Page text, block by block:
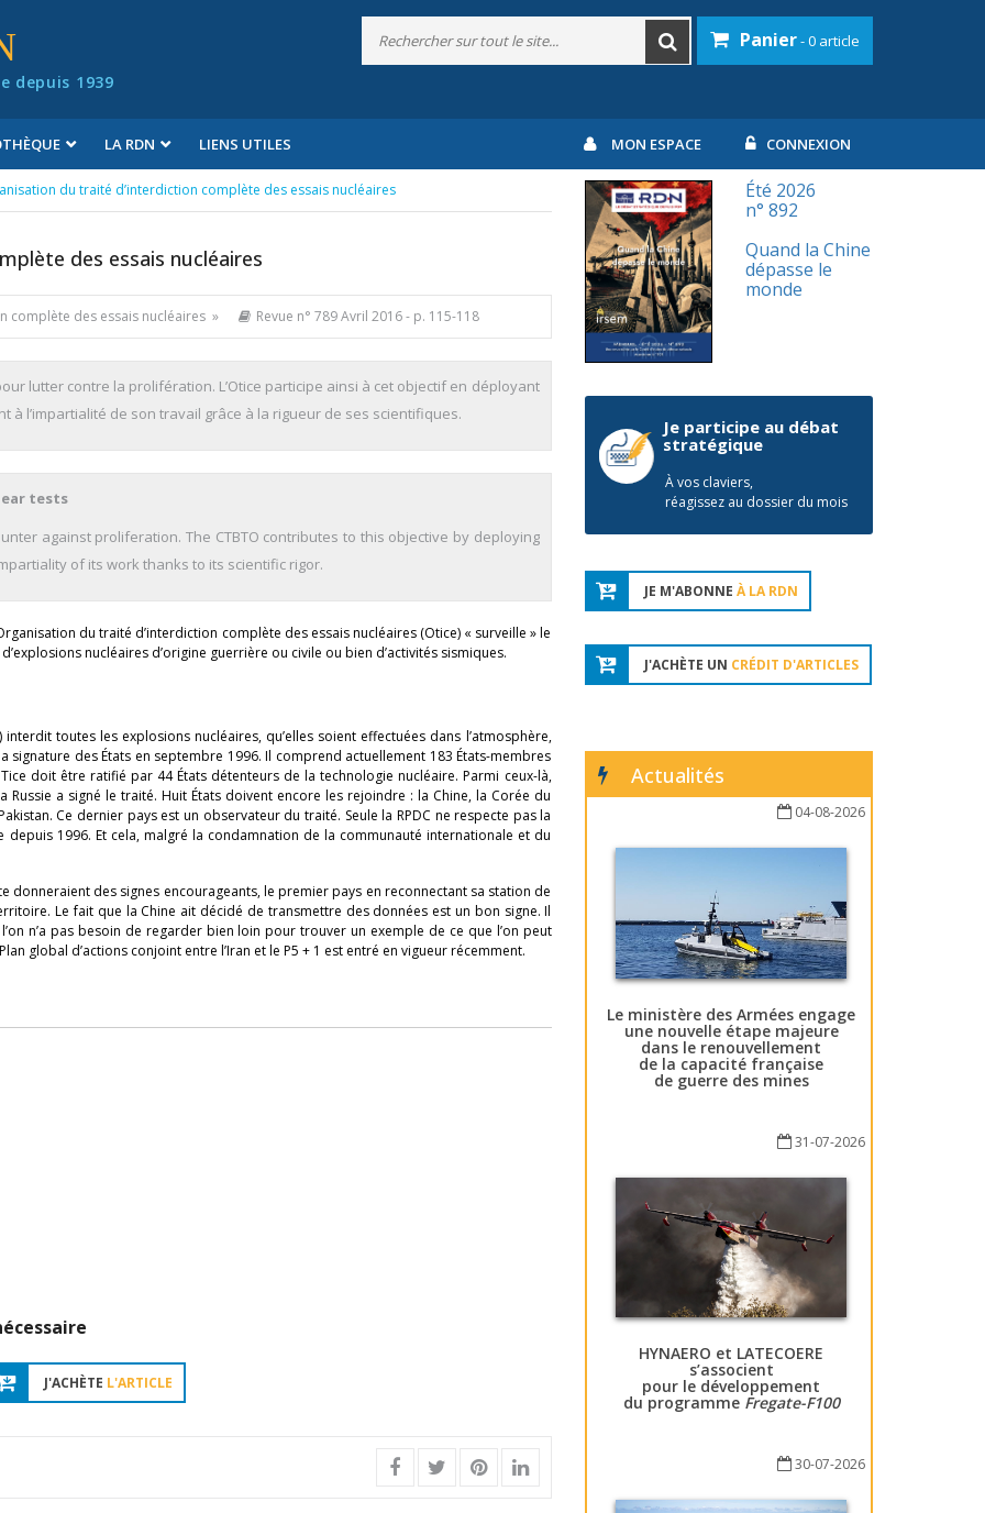
depuis 1939
Panier- 0 article
LA RDN LIENS UTILES MON ESPACE CONNEXION
du traité d’interdiction complète des essais nucléaires
des essais nucléaires
complète des essais nucléaires » Revue n° 789 Avril 2016- p. 115-118
lutter contre la prolifération. L’Otice participe ainsi à cet objectif en déployant
l’impartialité de son travail grâce à la rigueur de ses scientifiques.
tests
against proliferation. The CTBTO contributes to this objective by deploying
of its work thanks to its scientific rigor.
du traité d’interdiction complète des essais nucléaires (Otice) « surveille » le
nucléaires d’origine guerrière ou civile ou bien d’activités sismiques.
toutes les explosions nucléaires, qu’elles soient effectuées dans l’atmosphère,
des États en septembre 1996. Il comprend actuellement 183 États-membres
doit être ratifié par 44 États détenteurs de la technologie nucléaire. Parmi ceux-là,
a signé le traité. Huit États doivent encore les rejoindre : la Chine, la Corée du
Ce dernier pays est un observateur du traité. Seule la RPDC ne respecte pas la
1996. Et cela, malgré la condamnation de la communauté internationale et du
donneraient des signes encourageants, le premier pays en reconnectant sa station de
Le fait que la Chine ait décidé de transmettre des données est un bon signe. Il
n’a pas besoin de regarder bien loin pour trouver un exemple de ce que l’on peut
global d’actions conjoint entre l’Iran et le P5 + 1 est entré en vigueur récemment.
J'ACHÈTE L'ARTICLE
Été 2026
n° 892
Quand la Chine
dépasse le
monde
Je participe au débat
stratégique
À vos claviers,
réagissez au dossier du mois
JE M'ABONNE À LA RDN
J'ACHÈTE UN CRÉDIT D'ARTICLES
Actualités
04-08-2026
Le ministère des Armées engage
une nouvelle étape majeure
dans le renouvellement
de la capacité française
de guerre des mines
31-07-2026
HYNAERO et LATECOERE
s’associent
pour le développement
du programme Fregate-F100
30-07-2026